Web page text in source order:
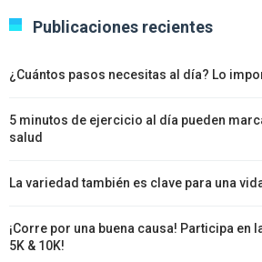
Publicaciones recientes
¿Cuántos pasos necesitas al día? Lo
5 minutos de ejercicio al día pueden
salud
La variedad también es clave para una
¡Corre por una buena causa! Participa en
5K & 10K!